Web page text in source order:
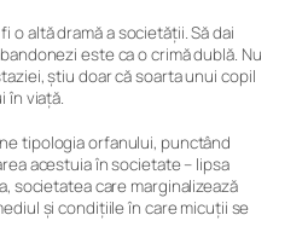
o altă dramă a societății. Să dai
este ca o crimă dublă. Nu
știu doar că soarta unui copil
în viață.
tipologia orfanului, punctând
acestuia în societate – lipsa
societatea care marginalizează
și condițiile în care micuții se